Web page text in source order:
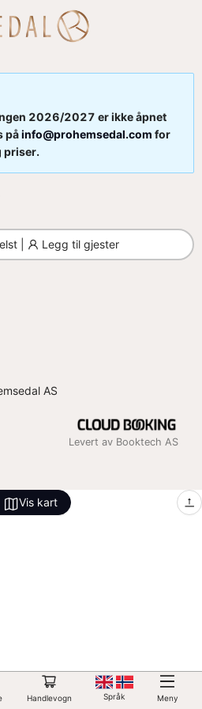
2026/2027 er ikke åpnet
påinfo@prohemsedal.com for
priser.
| Legg til gjester
AS
Levert av Booktech AS
Handlevogn Språk Meny
Vis kart